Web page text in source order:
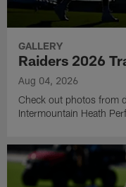
GALLERY
Raiders 2026
Aug 04, 2026
Check out photos from
Intermountain Heath